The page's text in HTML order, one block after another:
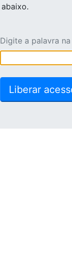
Digite a palavra